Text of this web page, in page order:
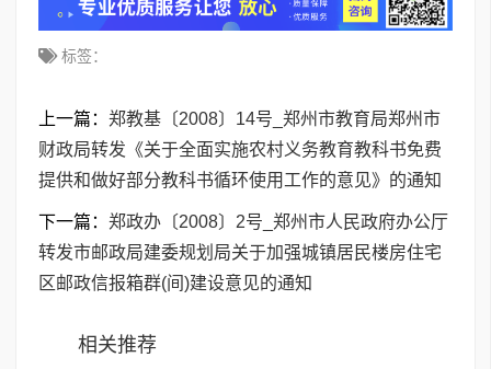
标签：
上一篇： 郑教基〔2008〕14号_郑州市教育局郑州市
财政局转发《关于全面实施农村义务教育教科书免费
提供和做好部分教科书循环使用工作的意见》的通知
下一篇： 郑政办〔2008〕2号_郑州市人民政府办公厅
转发市邮政局建委规划局关于加强城镇居民楼房住宅
区邮政信报箱群(间)建设意见的通知
相关推荐